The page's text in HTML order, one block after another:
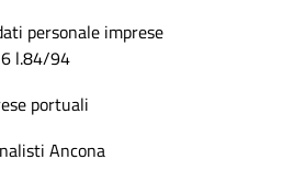
personale imprese
l.84/94
portuali
Ancona